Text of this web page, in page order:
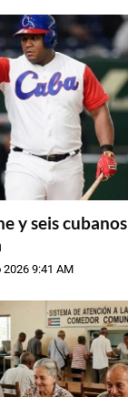
y seis cubanos
2026 9:41 AM